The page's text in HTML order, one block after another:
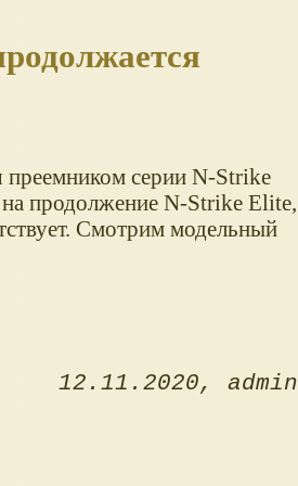
преемником серии N-Strike
продолжение N-Strike Elite,
Смотрим модельный
12.11.2020 admin